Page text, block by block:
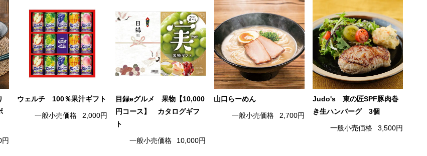
ウェルチ 100％果汁ギフト
一般小売価格 2,000円
目録eグルメ 果物【10,000
円コース】 カタログギフ
ト
一般小売価格 10,000円
山口らーめん
一般小売価格 2,700円
Judo's 東の匠SPF豚肉巻
き生ハンバーグ 3個
一般小売価格 3,500円